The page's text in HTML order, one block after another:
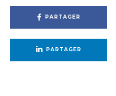
PARTAGER
PARTAGER